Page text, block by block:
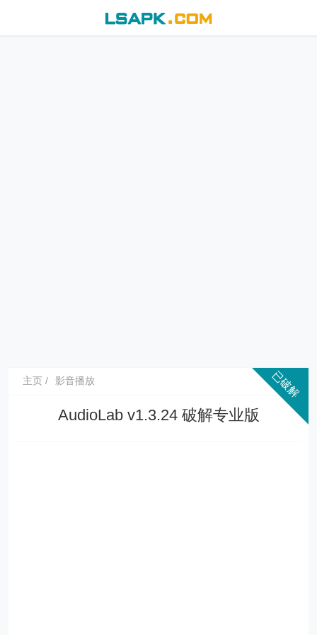
主页 影音播放
AudioLab v1.3.24 破解专业版